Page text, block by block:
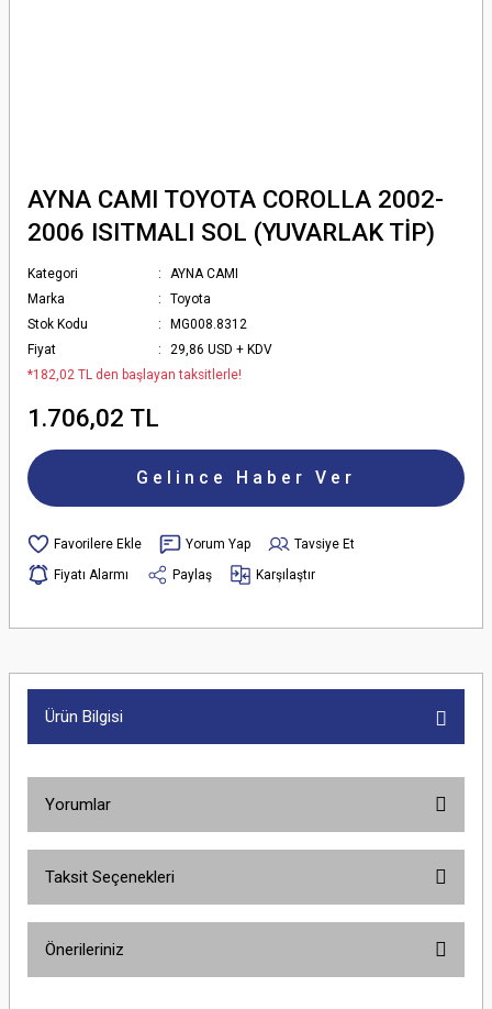
AYNA CAMI TOYOTA COROLLA 2002-
2006 ISITMALI SOL (YUVARLAK TİP)
Kategori
AYNA CAMI
Marka
Toyota
Stok Kodu
MG008.8312
Fiyat
29,86 USD + KDV
*182,02 TL den başlayan taksitlerle!
1.706,02 TL
Gelince Haber Ver
Yorum Yap
Tavsiye Et
Fiyatı Alarmı
Paylaş Karşılaştır
Ürün Bilgisi
Yorumlar
Taksit Seçenekleri
Önerileriniz